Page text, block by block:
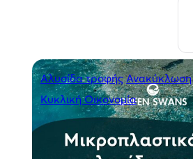
Αλυσίδα τροφής Ανακύκλωση
Κυκλική Οικονομία